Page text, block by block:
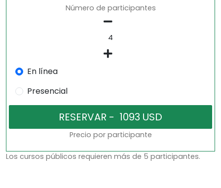
Número de participantes
En línea
Presencial
Precio por participante
Los cursos públicos requieren más de 5 participantes.